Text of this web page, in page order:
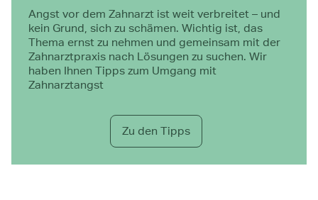
Angst vor dem Zahnarzt ist weit verbreitet – und
kein Grund, sich zu schämen. Wichtig ist, das
Thema ernst zu nehmen und gemeinsam mit der
Zahnarztpraxis nach Lösungen zu suchen. Wir
haben Ihnen Tipps zum Umgang mit
Zahnarztangst
Zu den Tipps